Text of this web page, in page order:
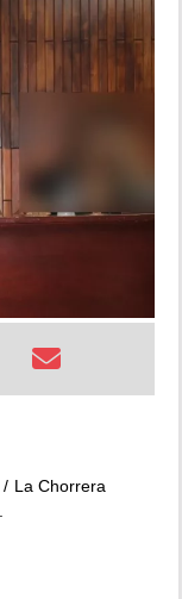
La Chorrera